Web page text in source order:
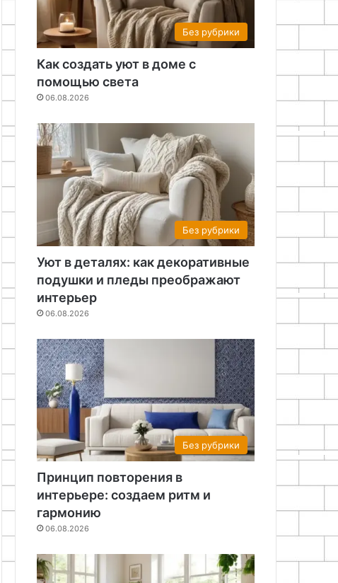
Без рубрики
Как создать уют в доме с
помощью света
06.08.2026
Без рубрики
Уют в деталях: как декоративные
подушки и пледы преображают
интерьер
06.08.2026
Без рубрики
Принцип повторения в
интерьере: создаем ритм и
гармонию
06.08.2026